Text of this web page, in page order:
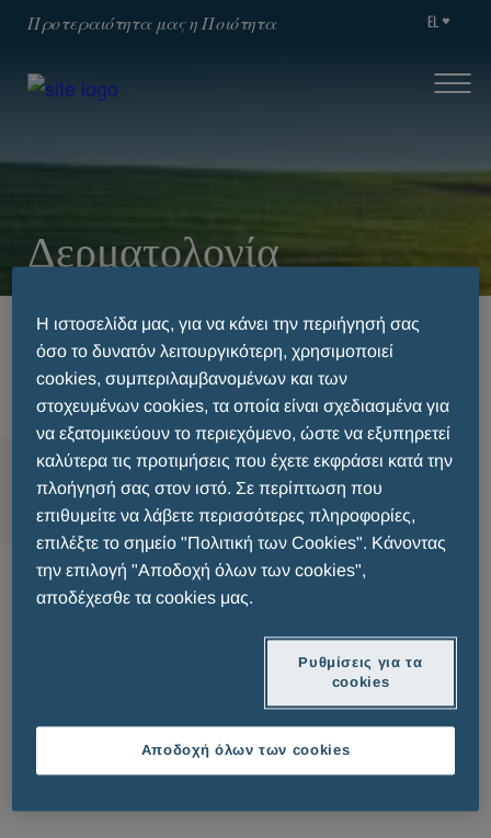
Προτεραιότητα μας η Ποιότητα EL
Δερματολογία
HOME
ΘΕΡΑΠΕΥΤΙΚΈΣ ΚΑΤΗΓΟΡΊΕΣ
ΞΗΡΟΔΕΡΜΊΑ/ΥΠΕΡΚΕΡΆΤΩΣΗ
ΔΕΡΜΑΤΟΛΟΓΊΑ
MENU
Δερματολογία
PATIENT INFORMATION LEAFLET
Η ιστοσελίδα μας, για να κάνει την περιήγησή σας
όσο το δυνατόν λειτουργικότερη, χρησιμοποιεί
cookies, συμπεριλαμβανομένων και των
στοχευμένων cookies, τα οποία είναι σχεδιασμένα για
να εξατομικεύουν το περιεχόμενο, ώστε να εξυπηρετεί
καλύτερα τις προτιμήσεις που έχετε εκφράσει κατά την
πλοήγησή σας στον ιστό. Σε περίπτωση που
επιθυμείτε να λάβετε περισσότερες πληροφορίες,
επιλέξτε το σημείο "Πολιτική των Cookies". Κάνοντας
την επιλογή "Αποδοχή όλων των cookies",
αποδέχεσθε τα cookies μας.
Ρυθμίσεις για τα
cookies
Αποδοχή όλων των cookies